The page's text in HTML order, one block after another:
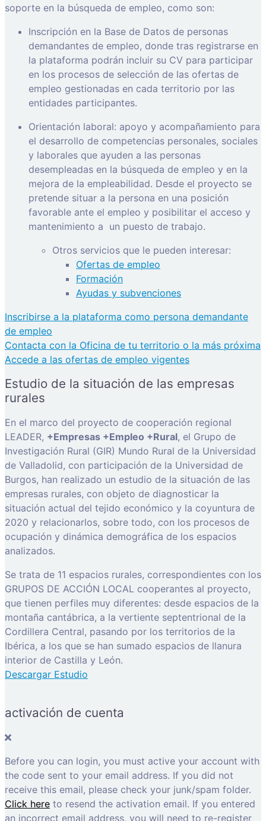
soporte en la búsqueda de empleo, como son:
Inscripción en la Base de Datos de personas
demandantes de empleo, donde tras registrarse en
la plataforma podrán incluir su CV para participar
en los procesos de selección de las ofertas de
empleo gestionadas en cada territorio por las
entidades participantes.
Orientación laboral: apoyo y acompañamiento para
el desarrollo de competencias personales, sociales
y laborales que ayuden a las personas
desempleadas en la búsqueda de empleo y en la
mejora de la empleabilidad. Desde el proyecto se
pretende situar a la persona en una posición
favorable ante el empleo y posibilitar el acceso y
mantenimiento a un puesto de trabajo.
Otros servicios que le pueden interesar:
Ofertas de empleo
Formación
Ayudas y subvenciones
Inscribirse a la plataforma como persona demandante
de empleo
Contacta con la Oficina de tu territorio o la más próxima
Accede a las ofertas de empleo vigentes
Estudio de la situación de las empresas
rurales
En el marco del proyecto de cooperación regional
LEADER, +Empresas +Empleo +Rural, el Grupo de
Investigación Rural (GIR) Mundo Rural de la Universidad
de Valladolid, con participación de la Universidad de
Burgos, han realizado un estudio de la situación de las
empresas rurales, con objeto de diagnosticar la
situación actual del tejido económico y la coyuntura de
2020 y relacionarlos, sobre todo, con los procesos de
ocupación y dinámica demográfica de los espacios
analizados.
Se trata de 11 espacios rurales, correspondientes con los
GRUPOS DE ACCIÓN LOCAL cooperantes al proyecto,
que tienen perfiles muy diferentes: desde espacios de la
montaña cantábrica, a la vertiente septentrional de la
Cordillera Central, pasando por los territorios de la
Ibérica, a los que se han sumado espacios de llanura
interior de Castilla y León.
Descargar Estudio
activación de cuenta
Before you can login, you must active your account with
the code sent to your email address. If you did not
receive this email, please check your junk/spam folder.
Click here to resend the activation email. If you entered
an incorrect email address, you will need to re-register